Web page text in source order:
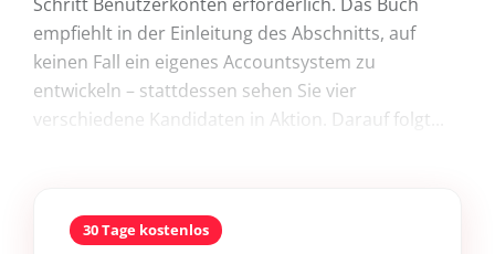
empfiehlt in der Einleitung des Abschnitts, auf
keinen Fall ein eigenes Accountsystem zu
entwickeln – stattdessen sehen Sie vier
verschiedene Kandidaten in Aktion. Darauf folgt...
30 Tage kostenlos